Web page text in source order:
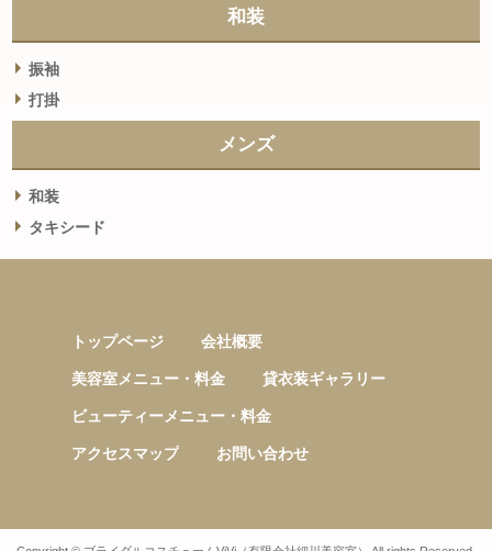
和装
振袖
打掛
メンズ
和装
タキシード
トップページ 会社概要
美容室メニュー・料金 貸衣装ギャラリー
ビューティーメニュー・料金
アクセスマップ お問い合わせ